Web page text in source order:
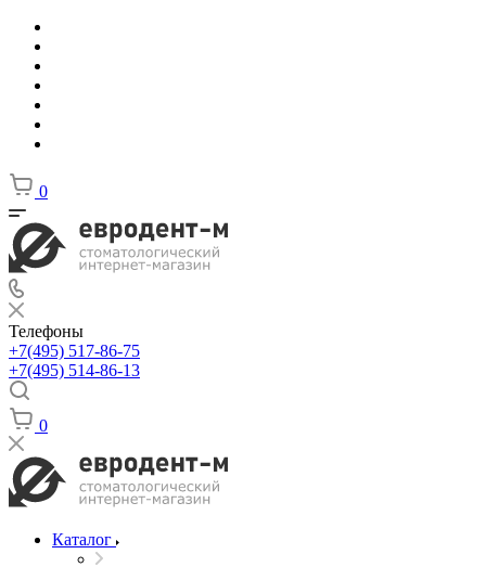
0
Телефоны
+7(495) 517-86-75
+7(495) 514-86-13
0
Каталог